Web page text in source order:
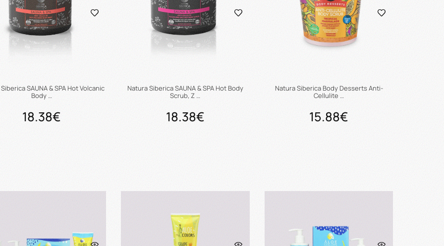
SAUNA & SPA Hot Volcanic
Body …
18.38€
Natura Siberica SAUNA & SPA Hot Body
Scrub, Ζ …
18.38€
Natura Siberica Body Desserts Anti-
Cellulite …
15.88€